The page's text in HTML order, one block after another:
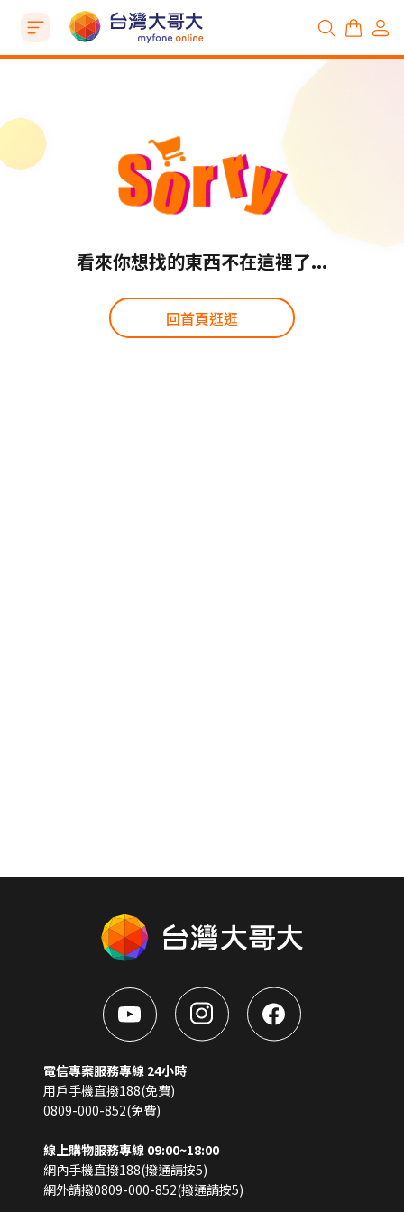
看來你想找的東西不在這裡了...
回首頁逛逛
電信專案服務專線 24小時
用戶手機直撥188(免費)
0809-000-852(免費)
線上購物服務專線 09:00~18:00
網內手機直撥188(撥通請按5)
網外請撥0809-000-852(撥通請按5)